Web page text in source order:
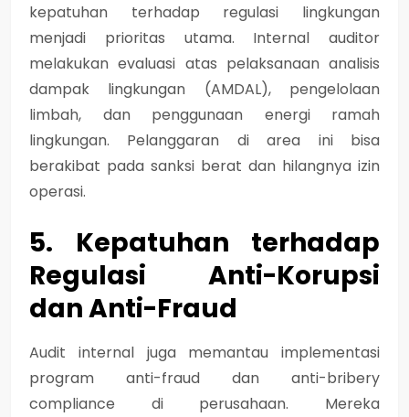
kepatuhan terhadap regulasi lingkungan
menjadi prioritas utama. Internal auditor
melakukan evaluasi atas pelaksanaan analisis
dampak lingkungan (AMDAL), pengelolaan
limbah, dan penggunaan energi ramah
lingkungan. Pelanggaran di area ini bisa
berakibat pada sanksi berat dan hilangnya izin
operasi.
5. Kepatuhan terhadap
Regulasi Anti-Korupsi
dan Anti-Fraud
Audit internal juga memantau implementasi
program anti-fraud dan anti-bribery
compliance di perusahaan. Mereka